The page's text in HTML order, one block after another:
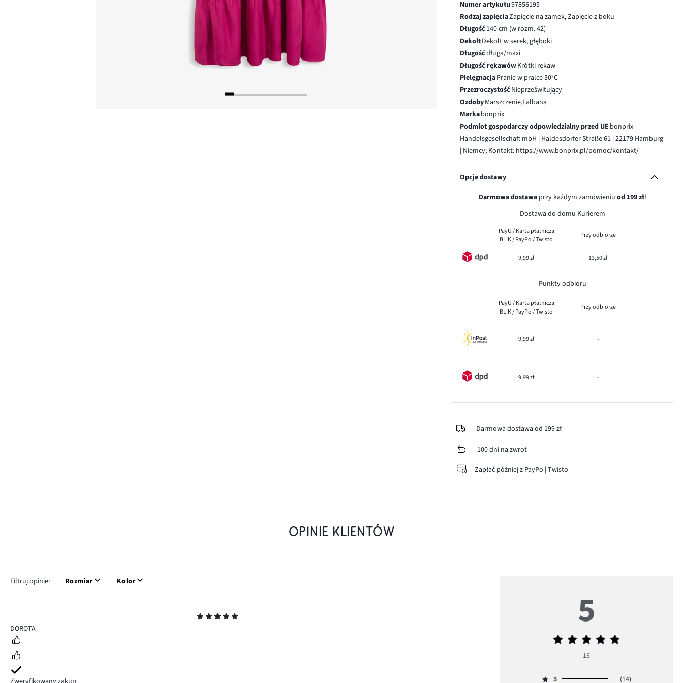
Numer artykułu97856195
Rodzaj zapięciaZapięcie na zamek, Zapięcie z boku
Długość140 cm (w rozm. 42)
DekoltDekolt w serek, głęboki
Długośćdługa/maxi
Długość rękawówKrótki rękaw
PielęgnacjaPranie w pralce 30°C
PrzezroczystośćNieprześwitujący
OzdobyMarszczenie,Falbana
Markabonprix
Podmiot gospodarczy odpowiedzialny przed UE bonprix
Handelsgesellschaft mbH | Haldesdorfer Straße 61 | 22179 Hamburg
| Niemcy, Kontakt: https://www.bonprix.pl/pomoc/kontakt/
Opcje dostawy
Darmowa dostawaprzy każdym zamówieniu od 199 zł!
Dostawa do domu Kurierem
PayU / Karta płatnicza
BLIK / PayPo / Twisto
Przy odbiorze
9,99 zł 13,50 zł
Punkty odbioru
PayU / Karta płatnicza
BLIK / PayPo / Twisto
Przy odbiorze
9,99 zł -
9,99 zł -
Darmowa dostawa od 199 zł
100 dni na zwrot
Zapłać później z PayPo | Twisto
OPINIE KLIENTÓW
Filtruj opinie: Rozmiar Kolor
5
DOROTA 5
Średnia
5
16
5
(14)